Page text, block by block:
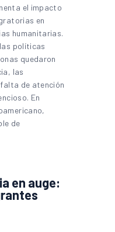
el impacto
en
humanitarias.
políticas
quedaron
las
de atención
En
de
en auge: